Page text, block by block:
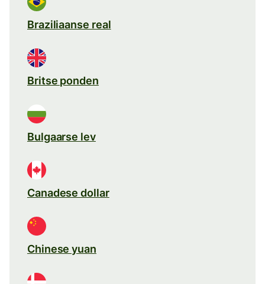
Braziliaanse real
Britse ponden
Bulgaarse lev
Canadese dollar
Chinese yuan